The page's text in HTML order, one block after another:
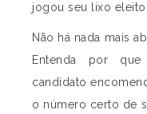
jogou seu lixo
Não há nada mais
Entenda por
candidato
o número certo de